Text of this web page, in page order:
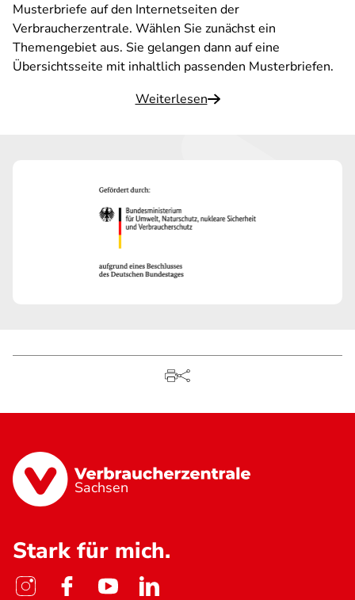
Musterbriefe auf den Internetseiten der
Verbraucherzentrale. Wählen Sie zunächst ein
Themengebiet aus. Sie gelangen dann auf eine
Übersichtsseite mit inhaltlich passenden Musterbriefen.
Weiterlesen
Sachsen
Stark für mich.